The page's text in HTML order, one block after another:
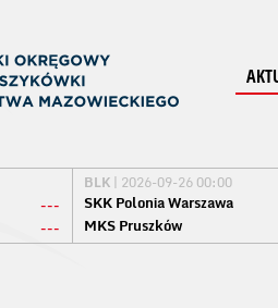
---
---
BLK | 2026-09-26 00:00
SKK Polonia Warszawa
MKS Pruszków